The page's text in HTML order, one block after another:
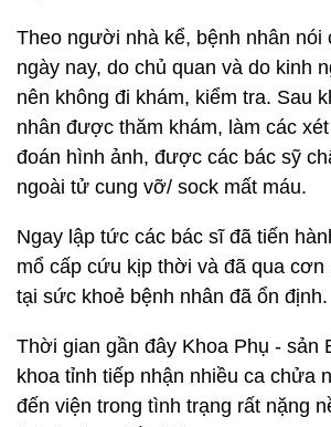
Theo người nhà kể, bệnh nhân nói
ngày nay, do chủ quan và do kinh
nên không đi khám, kiểm tra. Sau
nhân được thăm khám, làm các
đoán hình ảnh, được các bác sỹ
ngoài tử cung vỡ/ sock mất máu.
Ngay lập tức các bác sĩ đã tiến
mổ cấp cứu kịp thời và đã qua cơn
tại sức khoẻ bệnh nhân đã ổn định.
Thời gian gần đây Khoa Phụ - sản
khoa tỉnh tiếp nhận nhiều ca chửa
đến viện trong tình trạng rất nặng